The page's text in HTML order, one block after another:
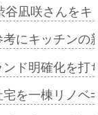
谷凪咲さんを
にキッチン
ド明確化を
宅を一棟リノ